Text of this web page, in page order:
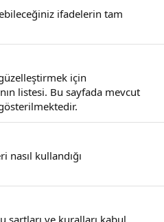
ifadelerin tam
için
listesi. Bu sayfada mevcut
nasıl kullandığı
şartları ve kuralları kabul